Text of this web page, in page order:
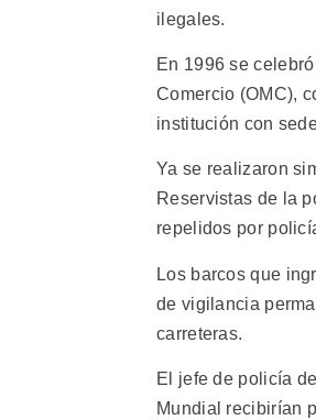
ilegales.
En 1996 se
Comercio (OMC),
institución con
Ya se realizaron
Reservistas de la
repelidos por
Los barcos que
de vigilancia
carreteras.
El jefe de policía
Mundial recibirían